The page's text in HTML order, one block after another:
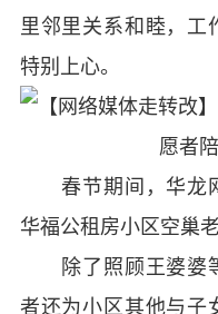
里邻里关系和睦，工
特别上心。
春节期间，华龙
华福公租房小区空巢
除了照顾王婆婆
者还为小区其他与子